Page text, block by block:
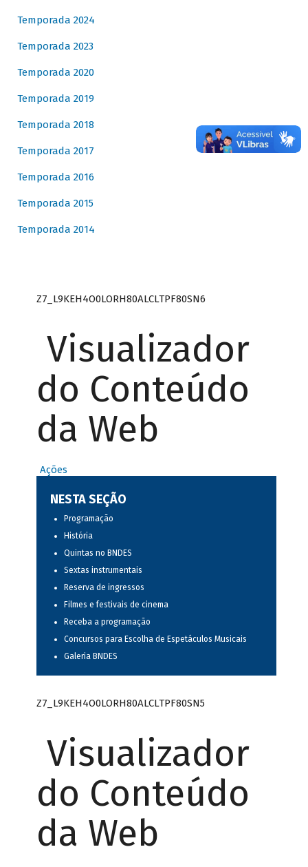
Temporada 2024
Temporada 2023
Temporada 2020
Temporada 2019
Temporada 2018
Temporada 2017
Temporada 2016
Temporada 2015
Temporada 2014
Z7_L9KEH4O0LORH80ALCLTPF80SN6
Visualizador
do Conteúdo
da Web
Ações
NESTA SEÇÃO
Programação
História
Quintas no BNDES
Sextas instrumentais
Reserva de ingressos
Filmes e festivais de cinema
Receba a programação
Concursos para Escolha de Espetáculos Musicais
Galeria BNDES
Z7_L9KEH4O0LORH80ALCLTPF80SN5
Visualizador
do Conteúdo
da Web